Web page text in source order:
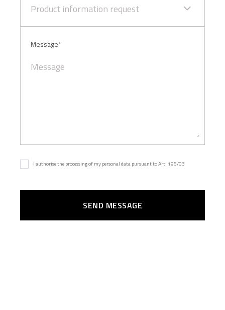
Product information request
Message*
I authorise the processing of my personal data pursuant to Art. 196/03